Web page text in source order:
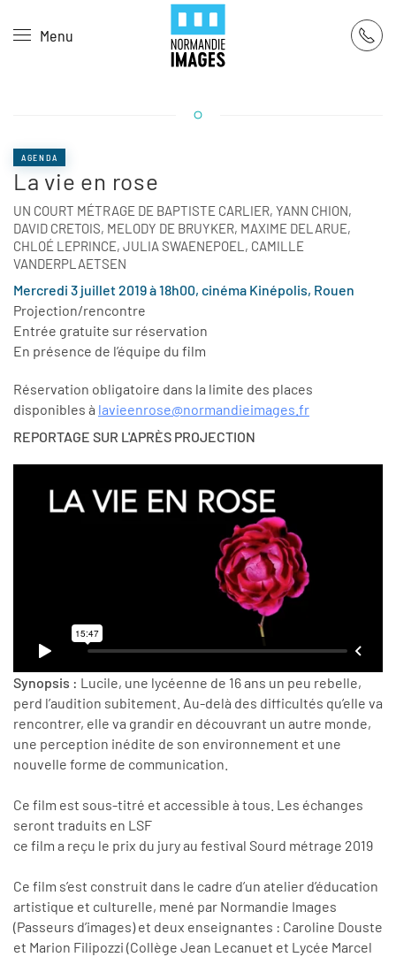
Skip to main content
Menu
AGENDA
La vie en rose
UN COURT MÉTRAGE DE BAPTISTE CARLIER, YANN CHION,
DAVID CRETOIS, MELODY DE BRUYKER, MAXIME DELARUE,
CHLOÉ LEPRINCE, JULIA SWAENEPOEL, CAMILLE
VANDERPLAETSEN
Mercredi 3 juillet 2019 à 18h00, cinéma Kinépolis, Rouen
Projection/rencontre
Entrée gratuite sur réservation
En présence de l’équipe du film
Réservation obligatoire dans la limite des places
disponibles à lavieenrose@normandieimages.fr
REPORTAGE SUR L'APRÈS PROJECTION
Synopsis : Lucile, une lycéenne de 16 ans un peu rebelle,
perd l’audition subitement. Au-delà des difficultés qu’elle va
rencontrer, elle va grandir en découvrant un autre monde,
une perception inédite de son environnement et une
nouvelle forme de communication.
Ce film est sous-titré et accessible à tous. Les échanges
seront traduits en LSF
ce film a reçu le prix du jury au festival Sourd métrage 2019
Ce film s’est construit dans le cadre d’un atelier d’éducation
artistique et culturelle, mené par Normandie Images
(Passeurs d’images) et deux enseignantes : Caroline Douste
et Marion Filipozzi (Collège Jean Lecanuet et Lycée Marcel
Panneau de gestion des cookies